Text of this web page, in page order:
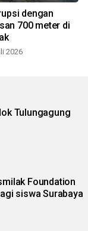
dengan
700 meter di
2026
Tulungagung
Foundation
siswa Surabaya